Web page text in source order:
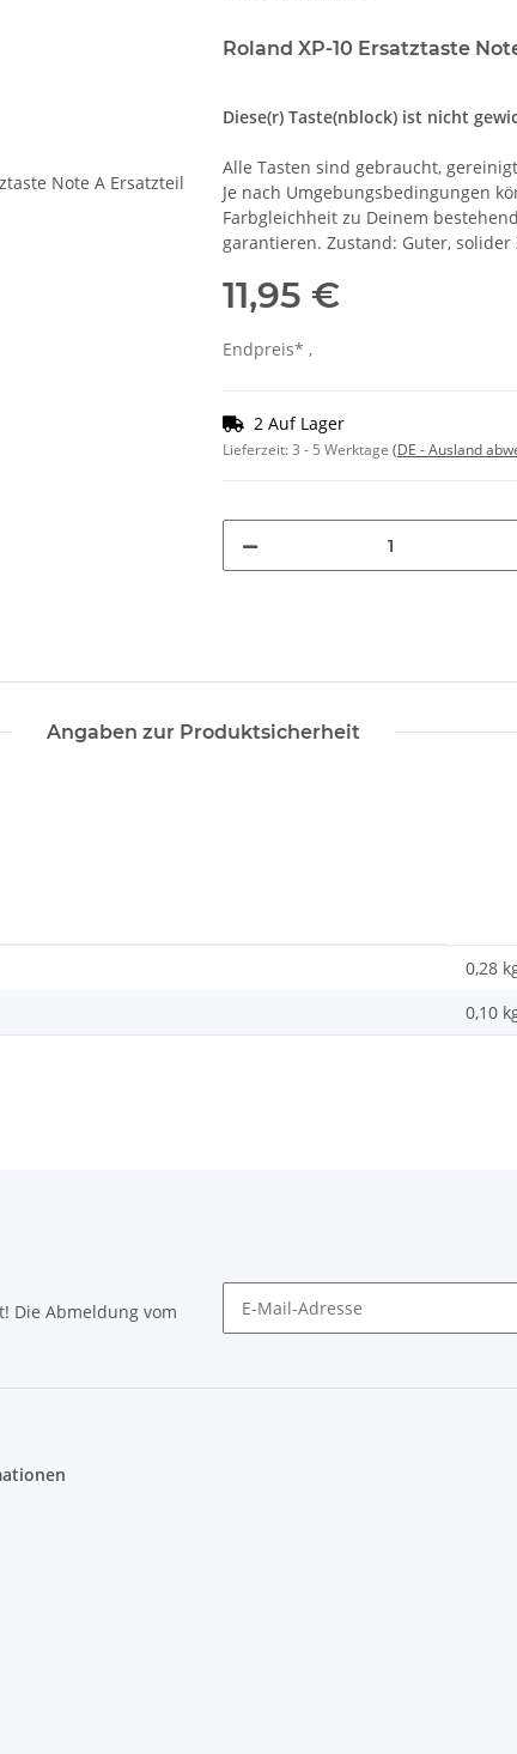
Roland XP-10 Ersatztaste
Diese(r) Taste(nblock) ist nicht
Alle Tasten sind gebraucht,
Je nach Umgebungsbedingungen
Farbgleichheit zu Deinem
garantieren. Zustand: Guter,
11,95 €
Endpreis* ,
2 Auf Lager
Lieferzeit:3 - 5 Werktage (DE - Ausland
Angaben zur Produktsicherheit
0,28
0,10
Die Abmeldung vom